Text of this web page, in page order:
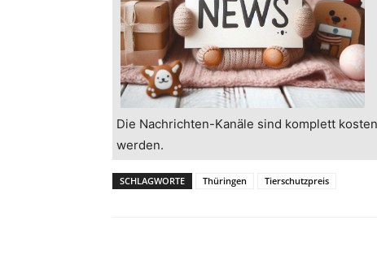
Die Nachrichten-Kanäle sind komplett
werden.
SCHLAGWORTE Thüringen Tierschutzpreis